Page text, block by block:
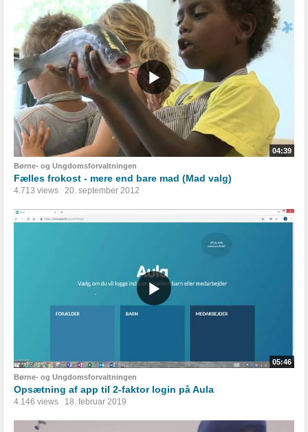
04:39
Børne- og Ungdomsforvaltningen
Fælles frokost - mere end bare mad (Mad valg)
4.713 views 20. september 2012
05:46
Børne- og Ungdomsforvaltningen
Opsætning af app til 2-faktor login på Aula
4.146 views 18. februar 2019